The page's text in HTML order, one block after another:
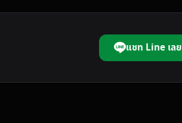
แชท Line เลย